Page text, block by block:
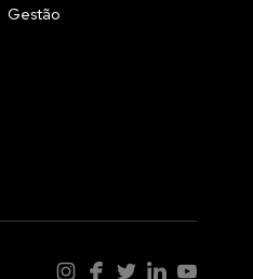
Gestão